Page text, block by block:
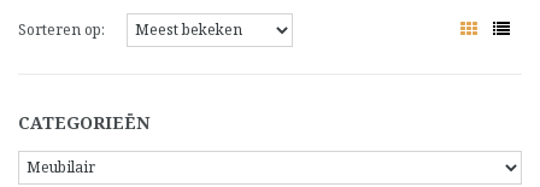
Sorteren op:
CATEGORIEËN